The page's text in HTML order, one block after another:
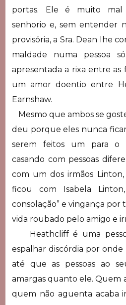
portas. Ele é muito mal
senhorio e, sem entender
provisória, a Sra. Dean lhe
maldade numa pessoa
apresentada a rixa entre as
um amor doentio entre
Earnshaw.
Mesmo que ambos se
deu porque eles nunca
serem feitos um para o
casando com pessoas
com um dos irmãos
ficou com Isabela
consolação” e vingança por
vida roubado pelo amigo e
Heathcliff é uma
espalhar discórdia por onde
até que as pessoas ao
amargas quanto ele. Quem
quem não aguenta acaba